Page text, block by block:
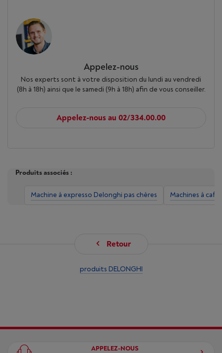
Appelez-nous
Nos experts sont à votre disposition du lundi au vendredi
(8h à 18h) ainsi que le samedi (9h à 18h) afin de vous conseiller.
Appelez-nous au 02/334.00.00
Produits associés :
Machine à expresso Delonghi pas chères Machines à
Retour
produits DELONGHI
APPELEZ-NOUS